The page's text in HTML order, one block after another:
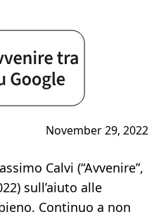
November 29, 2022
Calvi (“Avvenire”,
sull’aiuto alle
Continuo a non